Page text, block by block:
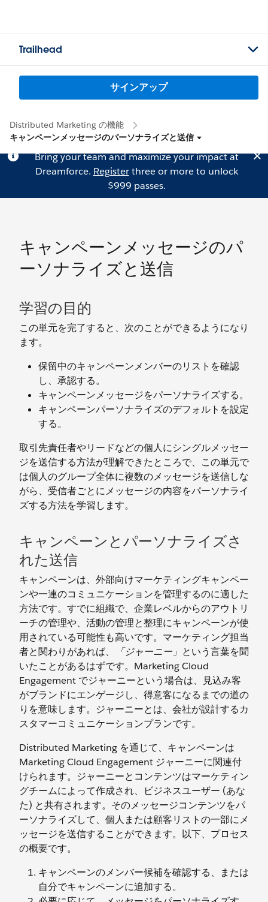
Trailhead
サインアップ
Distributed Marketing の機能
キャンペーンメッセージのパーソナライズと送信
Bring your team and maximize your impact at
Dreamforce. Registerthree or more to unlock
$999 passes.
キャンペーンメッセージのパ
ーソナライズと送信
学習の目的
この単元を完了すると、次のことができるようになり
ます。
保留中のキャンペーンメンバーのリストを確認
し、承認する。
キャンペーンメッセージをパーソナライズする。
キャンペーンパーソナライズのデフォルトを設定
する。
取引先責任者やリードなどの個人にシングルメッセー
ジを送信する方法が理解できたところで、この単元で
は個人のグループ全体に複数のメッセージを送信しな
がら、受信者ごとにメッセージの内容をパーソナライ
ズする方法を学習します。
キャンペーンとパーソナライズさ
れた送信
キャンペーンは、外部向けマーケティングキャンペー
ンや一連のコミュニケーションを管理するのに適した
方法です。すでに組織で、企業レベルからのアウトリ
ーチの管理や、活動の管理と整理にキャンペーンが使
用されている可能性も高いです。マーケティング担当
者と関わりがあれば、
「ジャーニー」 という言葉を聞
いたことがあるはずです。Marketing Cloud
Engagement でジャーニーという場合は、見込み客
がブランドにエンゲージし、得意客になるまでの道の
りを意味します。ジャーニーとは、会社が設計するカ
スタマーコミュニケーションプランです。
Distributed Marketing を通じて、キャンペーンは
Marketing Cloud Engagement ジャーニーに関連付
けられます。ジャーニーとコンテンツはマーケティン
グチームによって作成され、ビジネスユーザー (あな
た) と共有されます。そのメッセージコンテンツをパ
ーソナライズして、個人または顧客リストの一部にメ
ッセージを送信することができます。以下、プロセス
の概要です。
キャンペーンのメンバー候補を確認する、または
自分でキャンペーンに追加する。